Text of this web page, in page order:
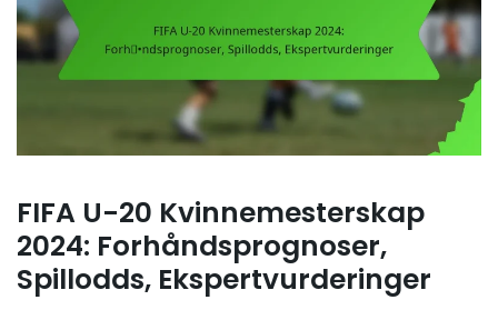
FIFA U-20 Kvinnemesterskap
2024: Forhåndsprognoser,
Spillodds, Ekspertvurderinger